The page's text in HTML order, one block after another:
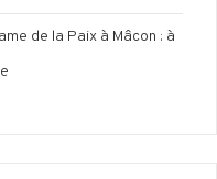
de la Paix à Mâcon : à